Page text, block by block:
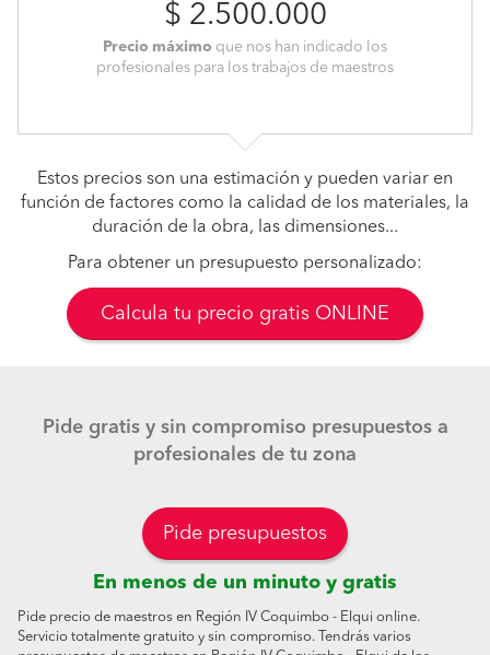
$ 2.500.000
Precio máximo que nos han indicado los
profesionales para los trabajos de maestros
Estos precios son una estimación y pueden variar en
función de factores como la calidad de los materiales, la
duración de la obra, las dimensiones...
Para obtener un presupuesto personalizado:
Calcula tu precio gratis ONLINE
Pide gratis y sin compromiso presupuestos a
profesionales de tu zona
Pide presupuestos
En menos de un minuto y gratis
Pide precio de maestros en Región IV Coquimbo - Elqui online.
Servicio totalmente gratuito y sin compromiso. Tendrás varios